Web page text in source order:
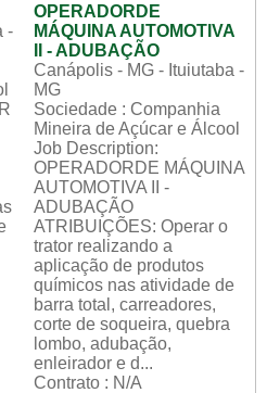
-
OPERADORDE
MÁQUINA AUTOMOTIVA
II - ADUBAÇÃO
Canápolis - MG - Ituiutaba -
MG
Sociedade : Companhia
Mineira de Açúcar e Álcool
Job Description:
OPERADORDE MÁQUINA
AUTOMOTIVA II -
ADUBAÇÃO
ATRIBUIÇÕES: Operar o
trator realizando a
aplicação de produtos
químicos nas atividade de
barra total, carreadores,
corte de soqueira, quebra
lombo, adubação,
enleirador e d...
Contrato : N/A